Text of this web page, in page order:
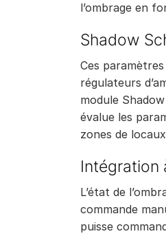
l’ombrage en
Shadow
Ces
régulateurs
module
évalue les
zones de
Intégration
L’état de
commande
puisse